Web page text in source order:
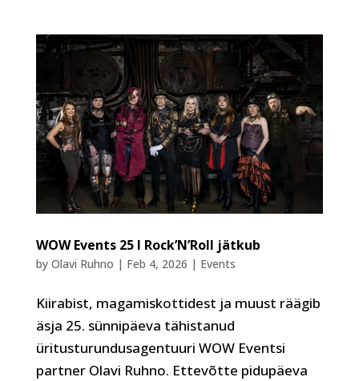
WOW Events 25 I Rock’N’Roll jätkub
by Olavi Ruhno | Feb 4, 2026 | Events
Kiirabist, magamiskottidest ja muust räägib
äsja 25. sünnipäeva tähistanud
üritusturundusagentuuri WOW Eventsi
partner Olavi Ruhno. Ettevõtte pidupäeva